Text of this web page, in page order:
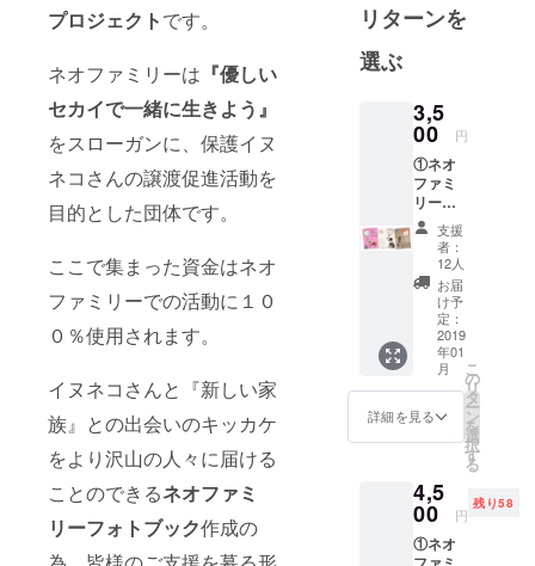
プロジェクトです。
ネオファミリーは 『優しい
セカイで一緒に生きよう』
をスローガンに、保護イヌ
ネコさんの譲渡促進活動を
目的とした団体です。
ここで集まった資金はネオ
ファミリーでの活動に１０
０％使用されます。
イヌネコさんと『新しい家
族』との出会いのキッカケ
をより沢山の人々に届ける
ことのできるネオファミ
リーフォトブック作成の
リターンを
選ぶ
3,5
00 円
①ネオ
ファミ
リー
フォト
ブック
デジタ
ルブッ
クもし
くはア
ナログ
ブック
を選択
②NeoF
amilyサ
イトの
SPECIA
THANK
Sへお名
前ご掲
載 ※リ
支援
者：
12人
お届
け予
定：
2019
年01
月
詳細を見る
こ
の
リ
タ
ー
ン
を
選
択
す
る
4,5
00 円
残り58
①ネオ